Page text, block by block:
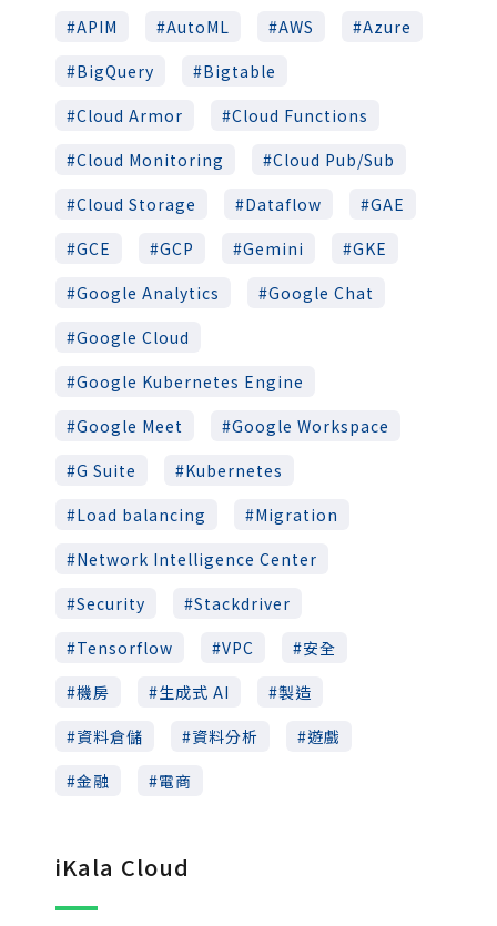
APIM
AutoML AWS
Azure
BigQuery
Bigtable
Cloud Armor
Cloud Functions
Cloud Monitoring
Cloud Pub/Sub
Cloud Storage
Dataflow
GAE
GCE
GCP Gemini
GKE
Google Analytics
Google Chat
Google Cloud
Google Kubernetes Engine
Google Meet
Google Workspace
G Suite
Kubernetes
Load balancing
Migration
Network Intelligence Center
Security
Stackdriver
Tensorflow
VPC
安全
機房
生成式 AI
製造
資料倉儲
資料分析
遊戲
金融
電商
iKala Cloud